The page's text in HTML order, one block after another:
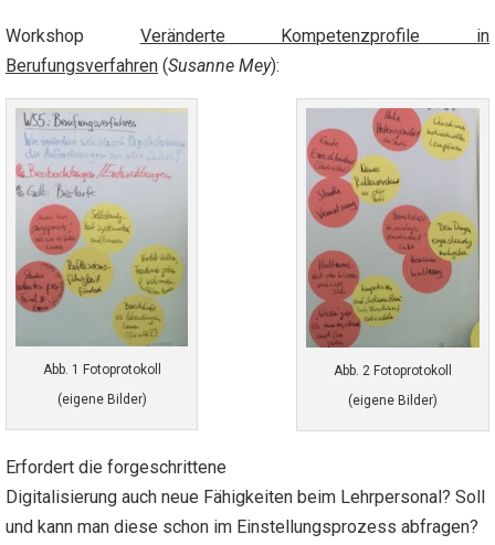
Workshop Veränderte Kompetenzprofile in
Berufungsverfahren (Susanne Mey):
Abb. 2 Fotoprotokoll
(eigene Bilder)
Abb. 1 Fotoprotokoll
(eigene Bilder)
Erfordert die forgeschrittene
Digitalisierung auch neue Fähigkeiten beim Lehrpersonal? Soll
und kann man diese schon im Einstellungsprozess abfragen?